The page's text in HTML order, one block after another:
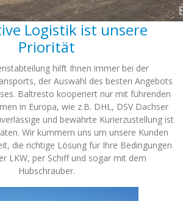
Logistik ist unsere
Priorität
hilft Ihnen immer bei der
der Auswahl des besten Angebots
Baltresto kooperiert nur mit führenden
in Europa, wie z.B. DHL, DSV Dachser
und bewährte Kurierzustellung ist
Wir kümmern uns um unsere Kunden
die richtige Lösung für Ihre Bedingungen
LKW, per Schiff und sogar mit dem
Hubschrauber.